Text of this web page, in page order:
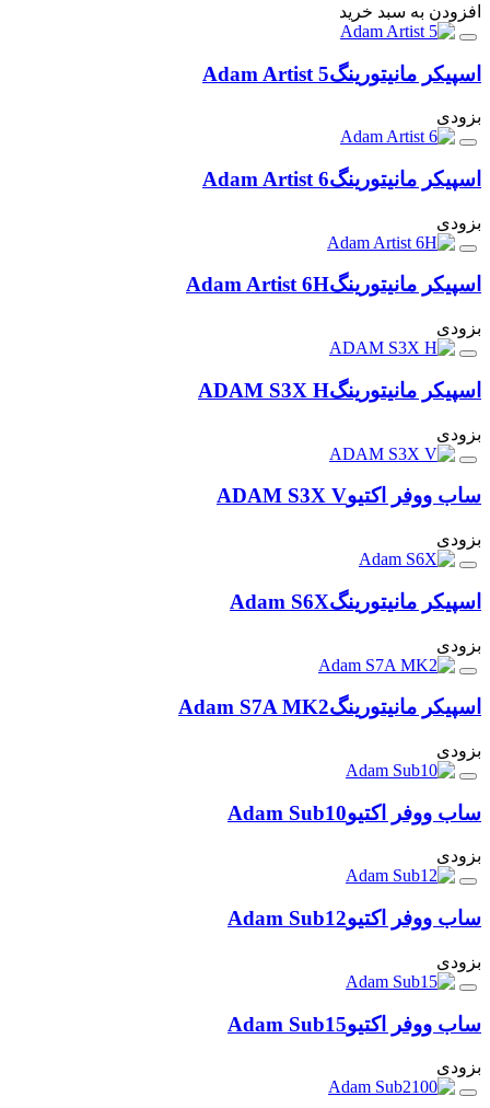
افزودن به سبد خرید
اسپیکر مانیتورینگAdam Artist 5
بزودی
اسپیکر مانیتورینگAdam Artist 6
بزودی
اسپیکر مانیتورینگAdam Artist 6H
بزودی
اسپیکر مانیتورینگADAM S3X H
بزودی
ساب ووفر اکتیوADAM S3X V
بزودی
اسپیکر مانیتورینگAdam S6X
بزودی
اسپیکر مانیتورینگAdam S7A MK2
بزودی
ساب ووفر اکتیوAdam Sub10
بزودی
ساب ووفر اکتیوAdam Sub12
بزودی
ساب ووفر اکتیوAdam Sub15
بزودی